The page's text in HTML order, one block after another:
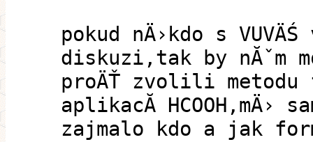
pokud nÄ›kdo s
diskuzi,tak by nĂˇm
proÄŤ zvolili metodu
aplikacĂ­ HCOOH,mÄ›
zajmalo kdo a jak